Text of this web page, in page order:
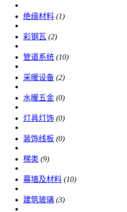
绝缘材料 (1)
彩钢瓦 (2)
管道系统 (10)
采暖设备 (2)
水暖五金 (0)
灯具灯饰 (0)
装饰线板 (0)
梯类 (9)
幕墙及材料 (10)
建筑玻璃 (3)